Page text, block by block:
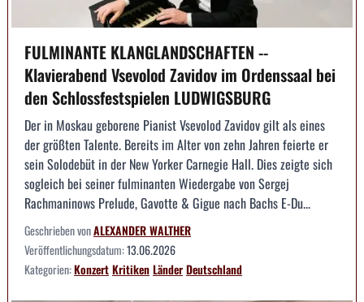
FULMINANTE KLANGLANDSCHAFTEN --
Klavierabend Vsevolod Zavidov im Ordenssaal bei
den Schlossfestspielen LUDWIGSBURG
Der in Moskau geborene Pianist Vsevolod Zavidov gilt als eines
der größten Talente. Bereits im Alter von zehn Jahren feierte er
sein Solodebüt in der New Yorker Carnegie Hall. Dies zeigte sich
sogleich bei seiner fulminanten Wiedergabe von Sergej
Rachmaninows Prelude, Gavotte & Gigue nach Bachs E-Du...
Geschrieben vonALEXANDER WALTHER
Veröffentlichungsdatum:13.06.2026
Kategorien:KonzertKritikenLänderDeutschland